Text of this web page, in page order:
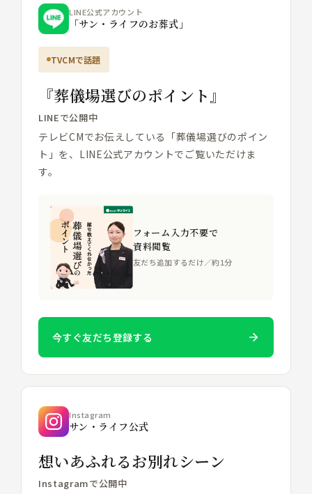
LINE公式アカウント
「サン・ライフのお葬式」
TVCMで話題
『葬儀場選びのポイント』
LINEで公開中
テレビCMでお伝えしている「葬儀場選びのポイン
ト」を、LINE公式アカウントでご覧いただけま
す。
フォーム入力不要で
資料閲覧
友だち追加するだけ／約1分
今すぐ友だち登録する
Instagram
サン・ライフ公式
想いあふれるお別れシーン
Instagramで公開中